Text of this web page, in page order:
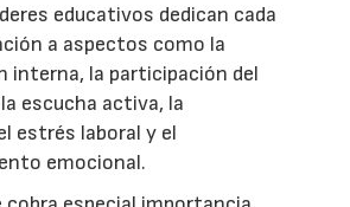
educativos dedican cada
a aspectos como la
interna, la participación del
escucha activa, la
estrés laboral y el
emocional.